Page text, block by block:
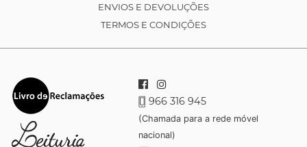
ENVIOS E DEVOLUÇÕES
TERMOS E CONDIÇÕES
966 316 945
(Chamada para a rede móvel
nacional)